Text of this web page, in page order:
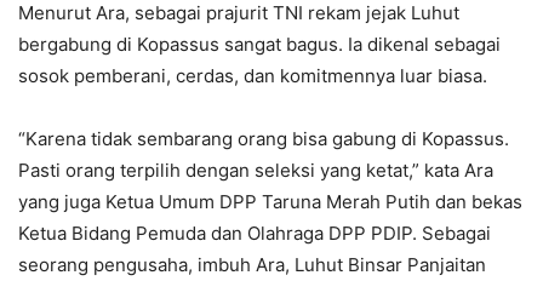
Menurut Ara, sebagai prajurit TNI rekam jejak Luhut
bergabung di Kopassus sangat bagus. Ia dikenal sebagai
sosok pemberani, cerdas, dan komitmennya luar biasa.
“Karena tidak sembarang orang bisa gabung di Kopassus.
Pasti orang terpilih dengan seleksi yang ketat,” kata Ara
yang juga Ketua Umum DPP Taruna Merah Putih dan bekas
Ketua Bidang Pemuda dan Olahraga DPP PDIP. Sebagai
seorang pengusaha, imbuh Ara, Luhut Binsar Panjaitan